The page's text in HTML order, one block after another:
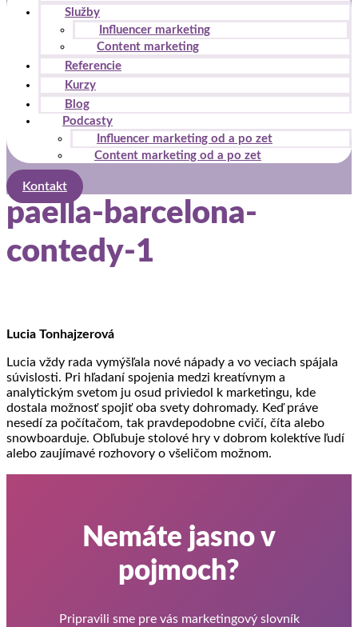
Služby
Influencer marketing
Content marketing
Referencie
Kurzy
Blog
Podcasty
Influencer marketing od a po zet
Content marketing od a po zet
Kontakt
paella-barcelona-
contedy-1
Lucia Tonhajzerová
Lucia vždy rada vymýšľala nové nápady a vo veciach spájala
súvislosti. Pri hľadaní spojenia medzi kreatívnym a
analytickým svetom ju osud priviedol k marketingu, kde
dostala možnosť spojiť oba svety dohromady. Keď práve
nesedí za počítačom, tak pravdepodobne cvičí, číta alebo
snowboarduje. Obľubuje stolové hry v dobrom kolektíve ľudí
alebo zaujímavé rozhovory o všeličom možnom.
Nemáte jasno v
pojmoch?
Pripravili sme pre vás marketingový slovník